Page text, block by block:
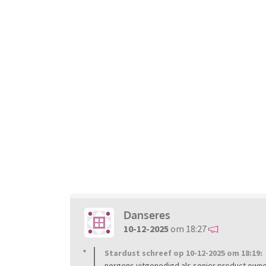
Danseres
10-12-2025om 18:27
Stardust schreef op 10-12-2025 om 18:19: